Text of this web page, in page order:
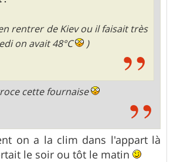
rentrer de Kiev ou il faisait très
on avait 48°C
)
cette fournaise
on a la clim dans l'appart là
le soir ou tôt le matin